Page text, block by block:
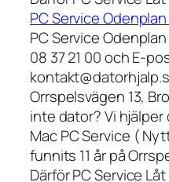
PC Service
PC Service
08 37 21 00 och E-
Orrspelsvägen 13,
inte dator? Vi hjälper
Mac PC Service (
funnits 11 år på
Därför PC Service